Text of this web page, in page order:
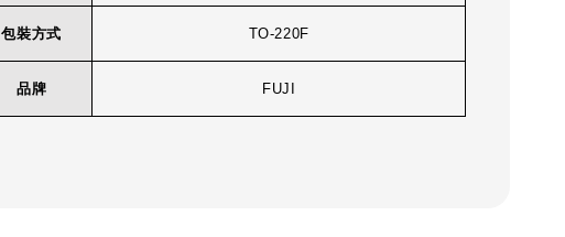
包裝方式 TO-220F
品牌 FUJI